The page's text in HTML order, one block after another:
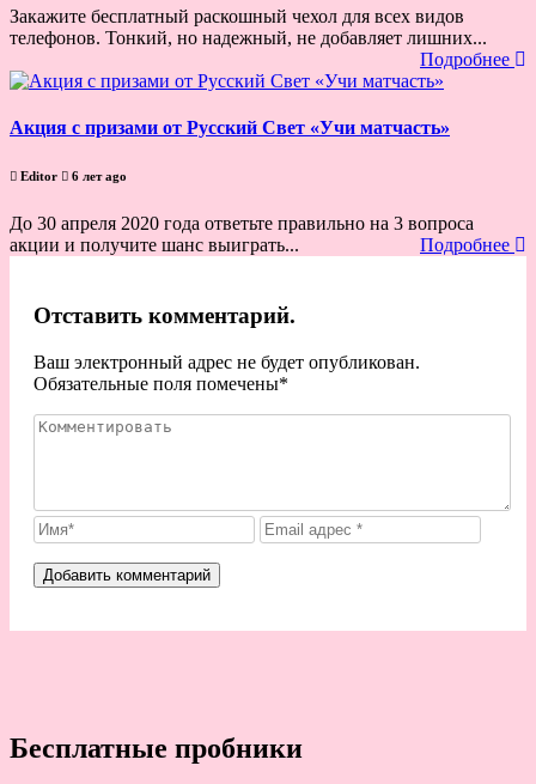
Закажите бесплатный раскошный чехол для всех видов
телефонов. Тонкий, но надежный, не добавляет лишних...
Подробнее
Акция с призами от Русский Свет «Учи матчасть»
Editor 6 лет ago
До 30 апреля 2020 года ответьте правильно на 3 вопроса
акции и получите шанс выиграть...
Подробнее
Отставить комментарий.
Ваш электронный адрес не будет опубликован.
Обязательные поля помечены*
Бесплатные пробники